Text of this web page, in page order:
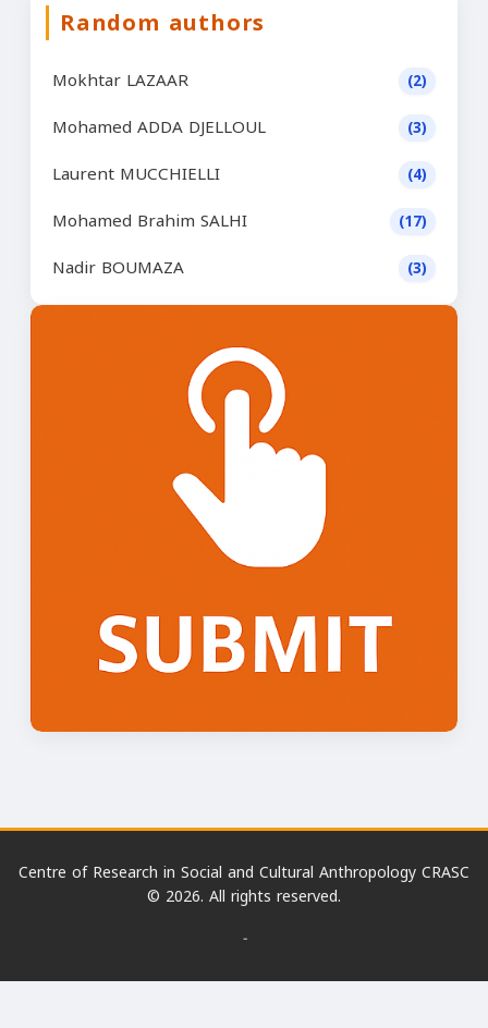
Random authors
Mokhtar LAZAAR (2)
Mohamed ADDA DJELLOUL (3)
Laurent MUCCHIELLI (4)
Mohamed Brahim SALHI (17)
Nadir BOUMAZA (3)
Centre of Research in Social and Cultural Anthropology CRASC
© 2026. All rights reserved.
-